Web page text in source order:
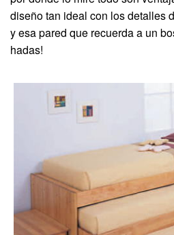
diseño tan ideal con los detalles
y esa pared que recuerda a un
hadas!